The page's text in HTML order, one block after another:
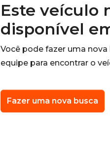
Este veículo
disponível
Você pode fazer uma
equipe para encontrar o
Fazer uma nova busca